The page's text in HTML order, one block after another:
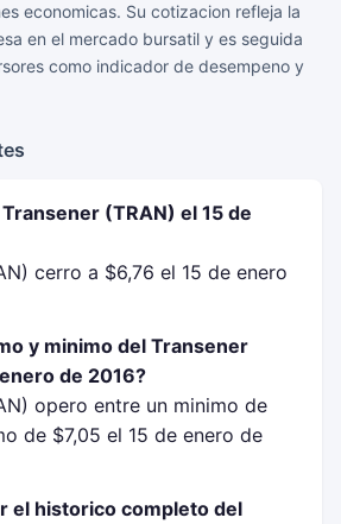
economicas. Su cotizacion refleja la
en el mercado bursatil y es seguida
como indicador de desempeno y
(TRAN) el 15 de
cerro a $6,76 el 15 de enero
y minimo del Transener
de 2016?
opero entre un minimo de
de $7,05 el 15 de enero de
el historico completo del